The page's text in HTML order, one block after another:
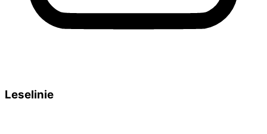
Leselinie